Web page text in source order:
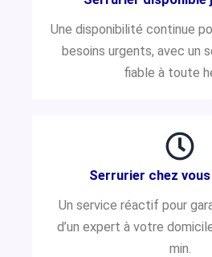
Une disponibilité continue
besoins urgents, avec un
fiable à toute
Serrurier chez vous
Un service réactif pour
d’un expert à votre
min.